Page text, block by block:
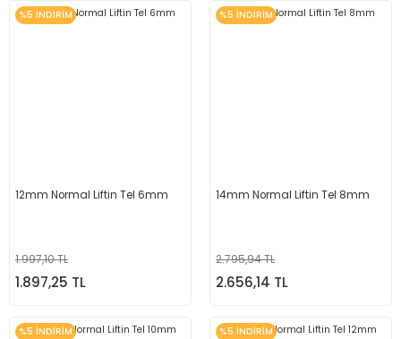
%5 İNDİRİM
12mm Normal Liftin Tel 6mm
1.997,10 TL
1.897,25 TL
%5 İNDİRİM
14mm Normal Liftin Tel 8mm
2.795,94 TL
2.656,14 TL
%5 İNDİRİM %5 İNDİRİM